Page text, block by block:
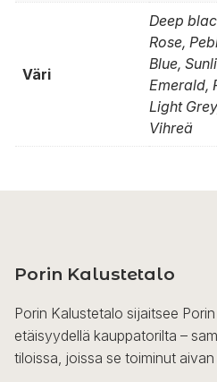
Väri
Deep
Rose,
Blue,
Emerald,
Light
Vihreä
Porin Kalustetalo
Porin Kalustetalo sijaitsee
etäisyydellä kauppatorilta –
tiloissa, joissa se toiminut